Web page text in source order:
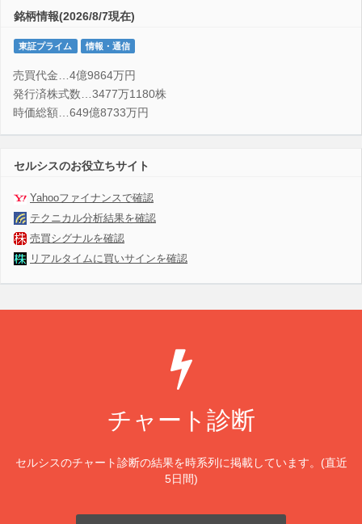
銘柄情報(2026/8/7現在)
東証プライム 情報・通信
売買代金…4億9864万円
発行済株式数…3477万1180株
時価総額…649億8733万円
セルシスのお役立ちサイト
Yahooファイナンスで確認
テクニカル分析結果を確認
売買シグナルを確認
リアルタイムに買いサインを確認
チャート診断
セルシスのチャート診断の結果を時系列に掲載しています。(直近
5日間)